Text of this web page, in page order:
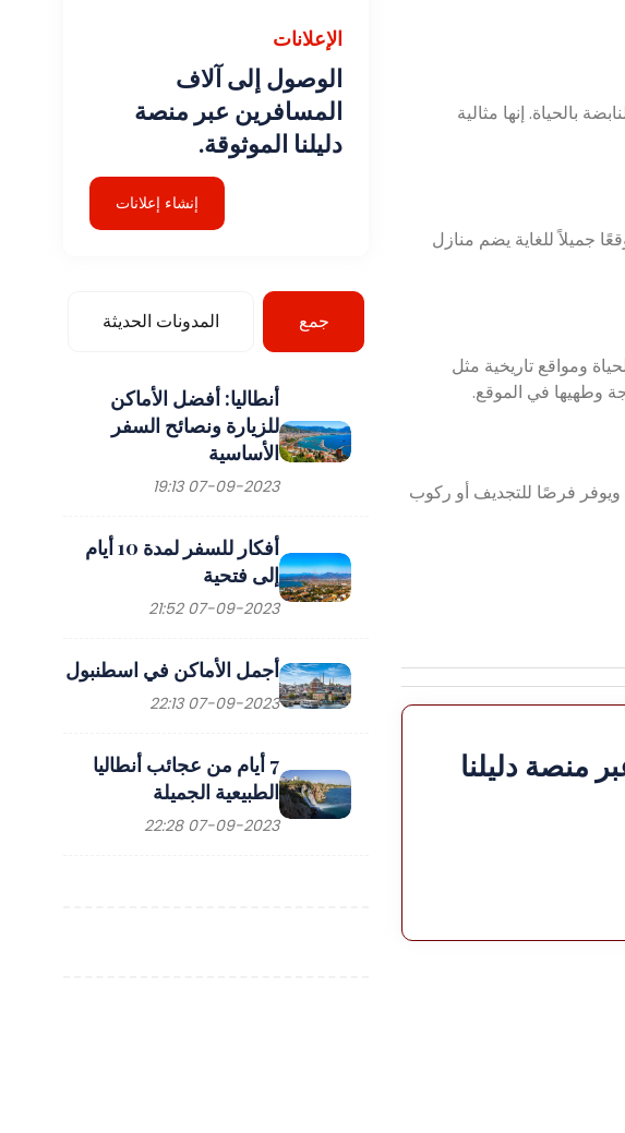
بالحياة. إنها مثالية
جميلاً للغاية يضم منازل
نابضة بالحياة ومواقع تاريخية مثل
وطهيها في الموقع.
ويوفر فرصًا للتجديف أو ركوب
منصة دليلنا
الإعلانات
الوصول إلى آلاف
المسافرين عبر منصة
دليلنا الموثوقة.
إنشاء إعلانات
جمع المدونات الحديثة
أنطاليا: أفضل الأماكن
للزيارة ونصائح السفر
الأساسية
07-09-2023 19:13
أفكار للسفر لمدة 10 أيام
إلى فتحية
07-09-2023 21:52
أجمل الأماكن في اسطنبول
07-09-2023 22:13
7 أيام من عجائب أنطاليا
الطبيعية الجميلة
07-09-2023 22:28